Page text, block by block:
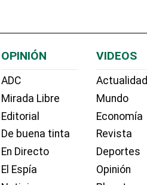
OPINIÓN
ADC
Mirada Libre
Editorial
De buena tinta
En Directo
El Espía
VIDEOS
Actualidad
Mundo
Economía
Revista
Deportes
Opinión